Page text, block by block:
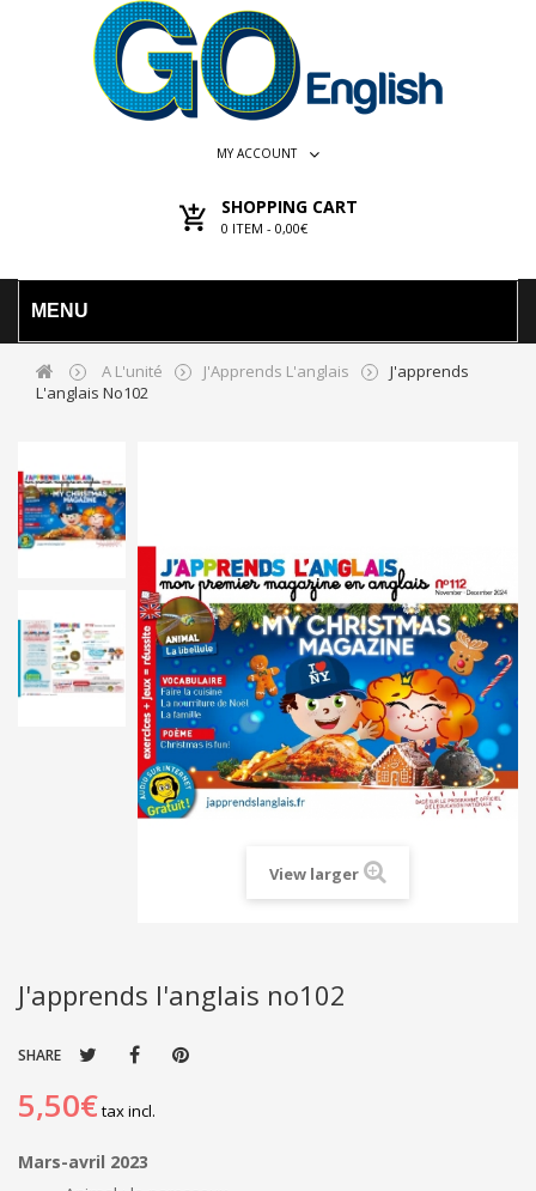
MY ACCOUNT
SHOPPING CART
0 ITEM - 0,00€
MENU
A L'unité J'Apprends L'anglais
J'apprends
L'anglais No102
View larger
J'apprends l'anglais no102
SHARE
5,50€tax incl.
Mars-avril 2023